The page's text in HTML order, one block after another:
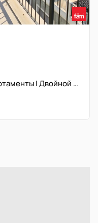
Вид на море | Просторные апартаменты | Двойной балкон